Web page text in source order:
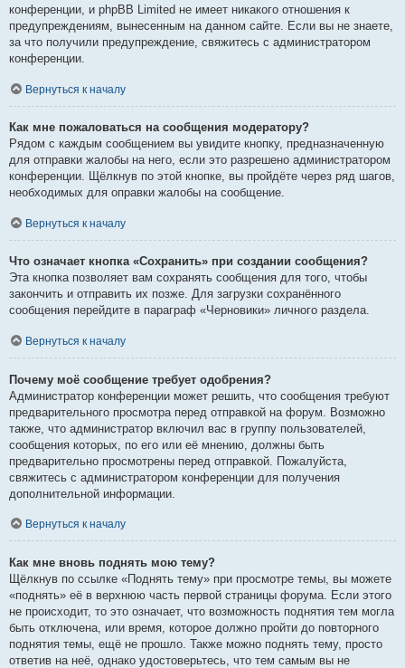
конференции, и phpBB Limited не имеет никакого отношения к
предупреждениям, вынесенным на данном сайте. Если вы не знаете,
за что получили предупреждение, свяжитесь с администратором
конференции.
Вернуться к началу
Как мне пожаловаться на сообщения модератору?
Рядом с каждым сообщением вы увидите кнопку, предназначенную
для отправки жалобы на него, если это разрешено администратором
конференции. Щёлкнув по этой кнопке, вы пройдёте через ряд шагов,
необходимых для оправки жалобы на сообщение.
Вернуться к началу
Что означает кнопка «Сохранить» при создании сообщения?
Эта кнопка позволяет вам сохранять сообщения для того, чтобы
закончить и отправить их позже. Для загрузки сохранённого
сообщения перейдите в параграф «Черновики» личного раздела.
Вернуться к началу
Почему моё сообщение требует одобрения?
Администратор конференции может решить, что сообщения требуют
предварительного просмотра перед отправкой на форум. Возможно
также, что администратор включил вас в группу пользователей,
сообщения которых, по его или её мнению, должны быть
предварительно просмотрены перед отправкой. Пожалуйста,
свяжитесь с администратором конференции для получения
дополнительной информации.
Вернуться к началу
Как мне вновь поднять мою тему?
Щёлкнув по ссылке «Поднять тему» при просмотре темы, вы можете
«поднять» её в верхнюю часть первой страницы форума. Если этого
не происходит, то это означает, что возможность поднятия тем могла
быть отключена, или время, которое должно пройти до повторного
поднятия темы, ещё не прошло. Также можно поднять тему, просто
ответив на неё, однако удостоверьтесь, что тем самым вы не